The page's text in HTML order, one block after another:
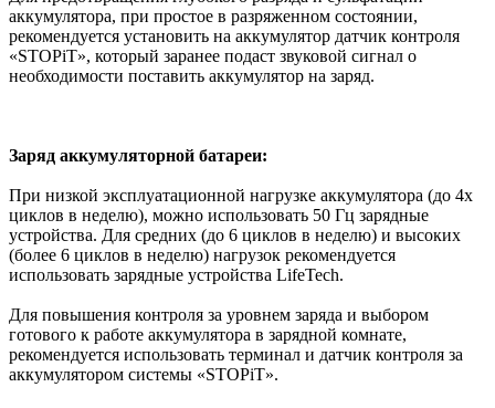
аккумулятора, при простое в разряженном состоянии,
рекомендуется установить на аккумулятор датчик контроля
«STOPiT», который заранее подаст звуковой сигнал о
необходимости поставить аккумулятор на заряд.
Заряд аккумуляторной батареи:
При низкой эксплуатационной нагрузке аккумулятора (до 4х
циклов в неделю), можно использовать 50 Гц зарядные
устройства. Для средних (до 6 циклов в неделю) и высоких
(более 6 циклов в неделю) нагрузок рекомендуется
использовать зарядные устройства LifeTech.
Для повышения контроля за уровнем заряда и выбором
готового к работе аккумулятора в зарядной комнате,
рекомендуется использовать терминал и датчик контроля за
аккумулятором системы «STOPiT».